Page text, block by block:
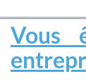
Vous